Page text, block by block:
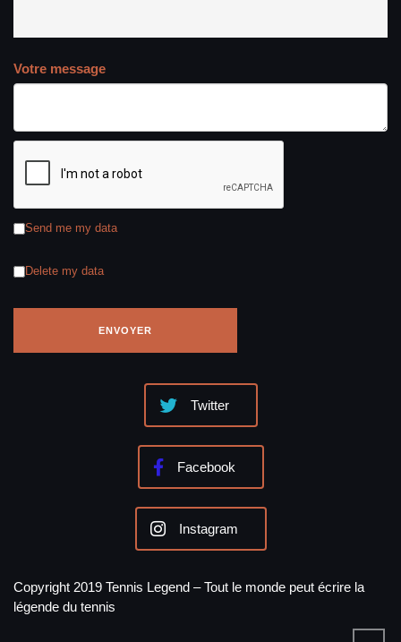
Votre message
Send me my data
Delete my data
Twitter
Facebook
Instagram
Copyright 2019 Tennis Legend – Tout le monde peut écrire la
légende du tennis